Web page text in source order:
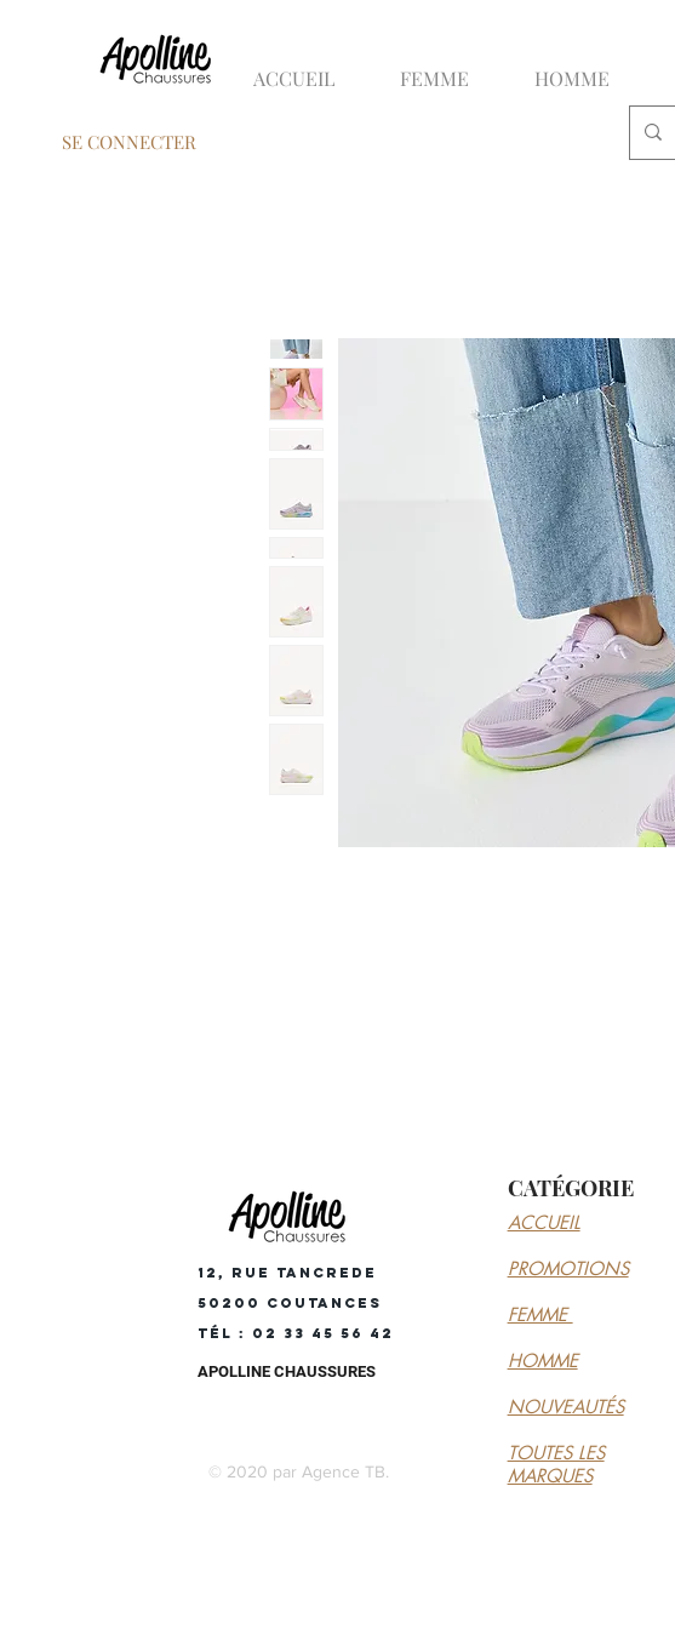
ACCUEIL FEMME HOMME
SE CONNECTER
© 2020 par Agence TB.
12, RUE TANCREDE
50200 COUTANCES
Tél : 02 33 45 56 42
APOLLINE CHAUSSURES
CATÉGORIE
ACCUEIL
PROMOTIONS
FEMME
HOMME
NOUVEAUTÉS
TOUTES LES
MARQUES